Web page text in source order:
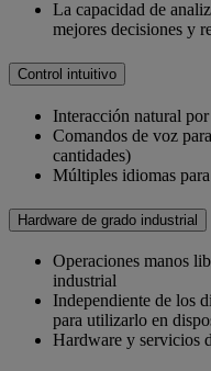
La capacidad de
mejores decisiones y
Control intuitivo
Interacción natural
Comandos de voz
cantidades)
Múltiples idiomas
Hardware de grado industrial
Operaciones manos
industrial
Independiente de los
para utilizarlo en
Hardware y servicios